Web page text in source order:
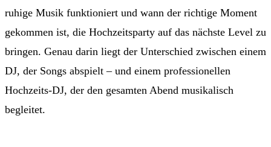
ruhige Musik funktioniert und wann der richtige Moment
gekommen ist, die Hochzeitsparty auf das nächste Level zu
bringen. Genau darin liegt der Unterschied zwischen einem
DJ, der Songs abspielt – und einem professionellen
Hochzeits-DJ, der den gesamten Abend musikalisch
begleitet.